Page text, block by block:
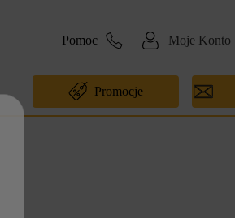
Pomoc Moje Konto
Promocje